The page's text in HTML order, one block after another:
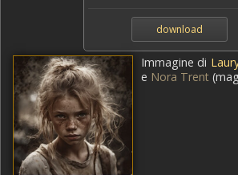
download
Immagine di
e Nora Trent